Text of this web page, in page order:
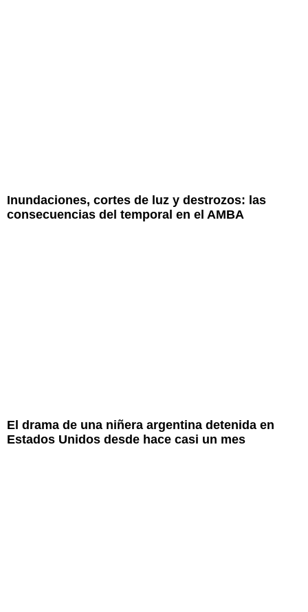
Inundaciones, cortes de luz y destrozos: las
consecuencias del temporal en el AMBA
El drama de una niñera argentina detenida en
Estados Unidos desde hace casi un mes